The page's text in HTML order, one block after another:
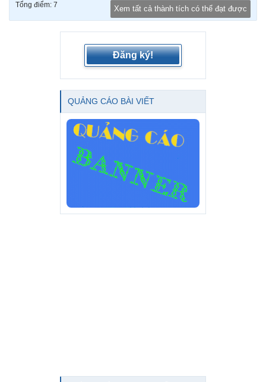
Tổng điểm: 7 Xem tất cả thành tích có thể đạt được
Đăng ký!
QUẢNG CÁO BÀI VIẾT